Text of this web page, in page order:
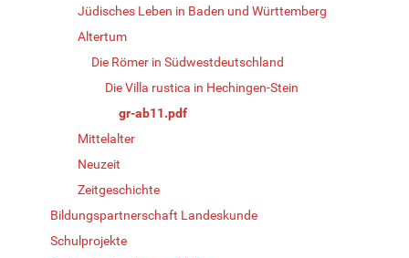
Jüdisches Leben in Baden und Württemberg
Altertum
Die Römer in Südwestdeutschland
Die Villa rustica in Hechingen-Stein
gr-ab11.pdf
Mittelalter
Neuzeit
Zeitgeschichte
Bildungspartnerschaft Landeskunde
Schulprojekte